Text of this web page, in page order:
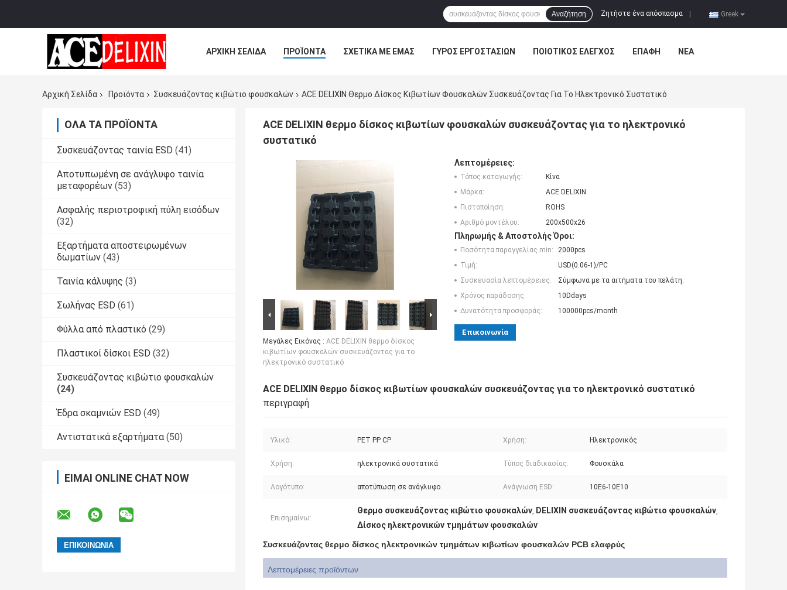
Greek
Ζητήστε ένα απόσπασμα
Αναζήτηση
ΑΡΧΙΚΉ ΣΕΛΊΔΑ ΠΡΟΪΌΝΤΑ ΣΧΕΤΙΚΆ ΜΕ ΕΜΆΣ ΓΎΡΟΣ ΕΡΓΟΣΤΑΣΊΩΝ ΠΟΙΟΤΙΚΌΣ ΈΛΕΓΧΟΣ ΕΠΑΦΉ ΝΈΑ
Αρχική Σελίδα
Προϊόντα Συσκευάζοντας κιβώτιο φουσκαλών ACE DELIXIN Θερμο Δίσκος Κιβωτίων Φουσκαλών Συσκευάζοντας Για Το Ηλεκτρονικό Συστατικό
ΌΛΑ ΤΑ ΠΡΟΪΌΝΤΑ
Συσκευάζοντας ταινία ESD (41)
Αποτυπωμένη σε ανάγλυφο ταινία
μεταφορέων (53)
Ασφαλής περιστροφική πύλη εισόδων
(32)
Εξαρτήματα αποστειρωμένων
δωματίων (43)
Ταινία κάλυψης (3)
Σωλήνας ESD (61)
Φύλλα από πλαστικό (29)
Πλαστικοί δίσκοι ESD (32)
Συσκευάζοντας κιβώτιο φουσκαλών
(24)
Έδρα σκαμνιών ESD (49)
Αντιστατικά εξαρτήματα (50)
ΕΊΜΑΙ ONLINE CHAT NOW
ACE DELIXIN θερμο δίσκος κιβωτίων φουσκαλών συσκευάζοντας για το ηλεκτρονικό
συστατικό
Μεγάλες Εικόνας : ACE DELIXIN θερμο δίσκος
κιβωτίων φουσκαλών συσκευάζοντας για το
ηλεκτρονικό συστατικό
Λεπτομέρειες:
Τόπος καταγωγής:
Κίνα
Μάρκα:
ACE DELIXIN
Πιστοποίηση:
ROHS
Αριθμό μοντέλου:
200x500x26
Πληρωμής & Αποστολής Όροι:
Ποσότητα παραγγελίας min:
2000pcs
Τιμή:
USD(0.06-1)/PC
Συσκευασία λεπτομέρειες:
Σύμφωνα με τα αιτήματα του πελάτη.
Χρόνος παράδοσης:
10Ddays
Δυνατότητα προσφοράς:
100000pcs/month
Επικοινωνία
ACE DELIXIN θερμο δίσκος κιβωτίων φουσκαλών συσκευάζοντας για το ηλεκτρονικό συστατικό
περιγραφή
Υλικό: PET PP CP Χρήση: Ηλεκτρονικός
Χρήση: ηλεκτρονικά συστατικά Τύπος διαδικασίας: Φουσκάλα
Λογότυπο: αποτύπωση σε ανάγλυφο Ανάγνωση ESD: 10E6-10E10
Επισημαίνω:
Θερμο συσκευάζοντας κιβώτιο φουσκαλών, DELIXIN συσκευάζοντας κιβώτιο φουσκαλών,
Δίσκος ηλεκτρονικών τμημάτων φουσκαλών
Συσκευάζοντας θερμο δίσκος ηλεκτρονικών τμημάτων κιβωτίων φουσκαλών PCB ελαφρύς
Λεπτομέρειες προϊόντων